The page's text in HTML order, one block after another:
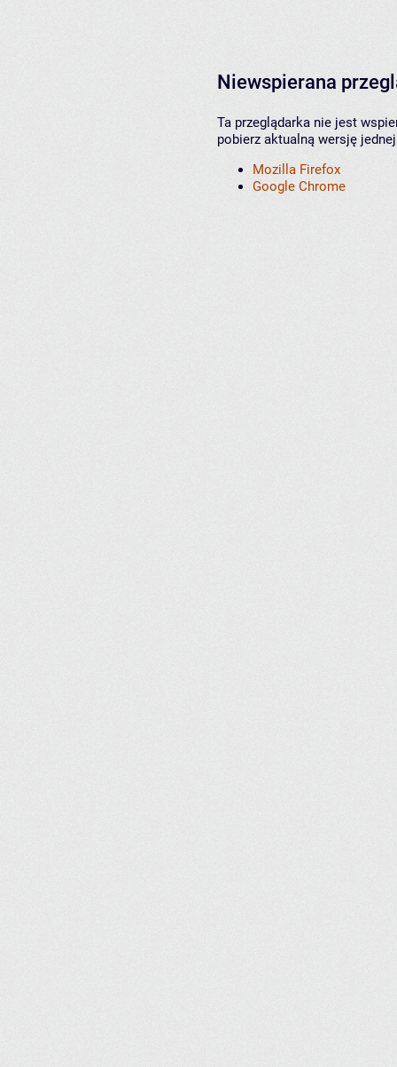
Niewspierana
Ta przeglądarka nie jest
pobierz aktualną wersję
Mozilla Firefox
Google Chrome